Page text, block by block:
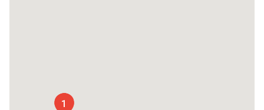
1
2
4
5
6
7